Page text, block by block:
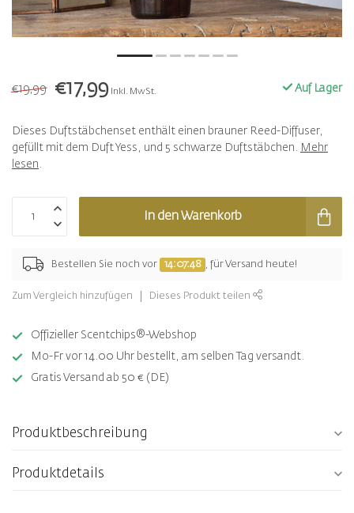
€19,99 €17,99 Inkl. MwSt. Auf Lager
Dieses Duftstäbchenset enthält einen brauner Reed-Diffuser,
gefüllt mit dem Duft Yess, und 5 schwarze Duftstäbchen. Mehr
lesen .
In den Warenkorb
Bestellen Sie noch vor 14:07:48 , für Versand heute!
Zum Vergleich hinzufügen Dieses Produkt teilen
Offizieller Scentchips®-Webshop
Mo-Fr vor 14.00 Uhr bestellt, am selben Tag versandt.
Gratis Versand ab 50 € (DE)
Produktbeschreibung
Produktdetails